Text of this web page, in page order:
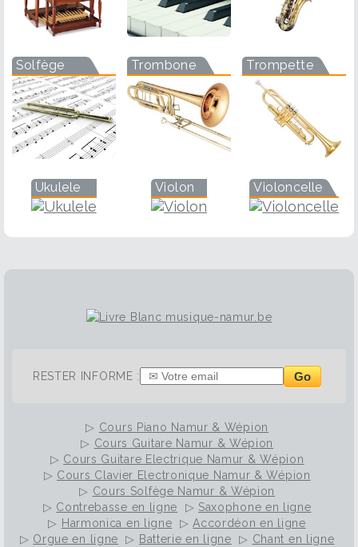
Solfège Trombone Trompette
Ukulele Violon Violoncelle
RESTER INFORME : Go
▷ Cours Piano Namur & Wépion
▷ Cours Guitare Namur & Wépion
▷ Cours Guitare Electrique Namur & Wépion
▷ Cours Clavier Electronique Namur & Wépion
▷ Cours Solfège Namur & Wépion
▷ Contrebasse en ligne ▷ Saxophone en ligne
▷ Harmonica en ligne ▷Accordéon en ligne
▷ Orgue en ligne ▷ Batterie en ligne ▷ Chant en ligne